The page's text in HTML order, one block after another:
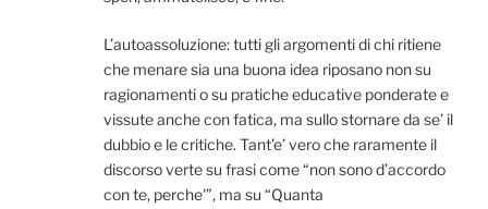
L’autoassoluzione: tutti gli argomenti di chi ritiene
che menare sia una buona idea riposano non su
ragionamenti o su pratiche educative ponderate e
vissute anche con fatica, ma sullo stornare da se’ il
dubbio e le critiche. Tant’e’ vero che raramente il
discorso verte su frasi come “non sono d’accordo
con te, perche'”, ma su “Quanta